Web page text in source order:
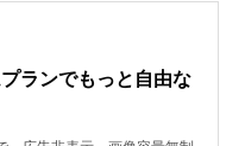
ランでもっと自由な